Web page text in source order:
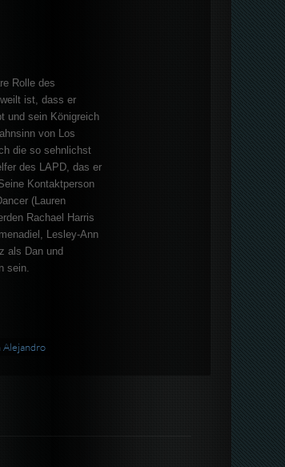
Rolle des
ist, dass er
und sein Königreich
von Los
die so sehnlichst
des LAPD, das er
Kontaktperson
(Lauren
Rachael Harris
Lesley-Ann
als Dan und
sein.
Alejandro